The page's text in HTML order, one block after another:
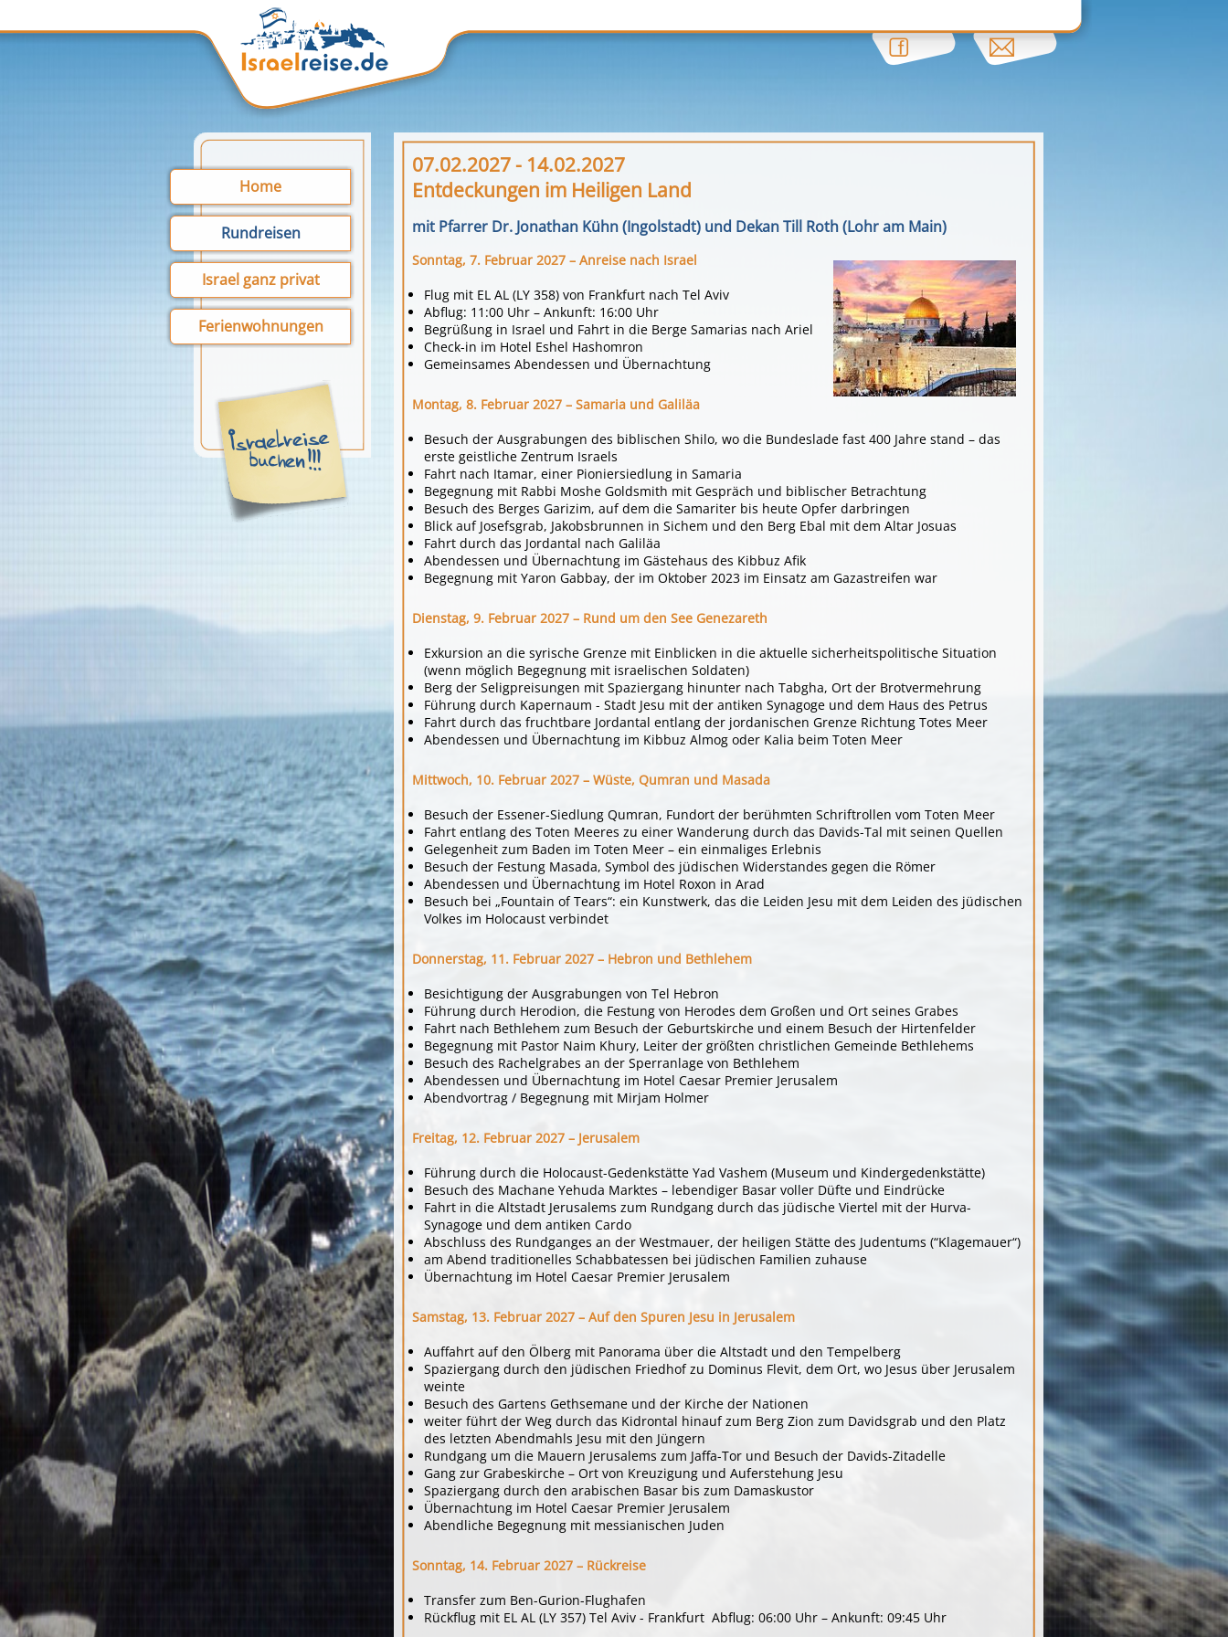
Home
Rundreisen
Israel ganz privat
Ferienwohnungen
07.02.2027 - 14.02.2027
Entdeckungen im Heiligen Land
mit Pfarrer Dr. Jonathan Kühn (Ingolstadt) und Dekan Till Roth (Lohr am Main)
Sonntag, 7. Februar 2027 – Anreise nach Israel
Flug mit EL AL (LY 358) von Frankfurt nach Tel Aviv
Abflug: 11:00 Uhr – Ankunft: 16:00 Uhr
Begrüßung in Israel und Fahrt in die Berge Samarias nach Ariel
Check-in im Hotel Eshel Hashomron
Gemeinsames Abendessen und Übernachtung
Montag, 8. Februar 2027 – Samaria und Galiläa
Besuch der Ausgrabungen des biblischen Shilo, wo die Bundeslade fast 400 Jahre stand – das
erste geistliche Zentrum Israels
Fahrt nach Itamar, einer Pioniersiedlung in Samaria
Begegnung mit Rabbi Moshe Goldsmith mit Gespräch und biblischer Betrachtung
Besuch des Berges Garizim, auf dem die Samariter bis heute Opfer darbringen
Blick auf Josefsgrab, Jakobsbrunnen in Sichem und den Berg Ebal mit dem Altar Josuas
Fahrt durch das Jordantal nach Galiläa
Abendessen und Übernachtung im Gästehaus des Kibbuz Afik
Begegnung mit Yaron Gabbay, der im Oktober 2023 im Einsatz am Gazastreifen war
Dienstag, 9. Februar 2027 – Rund um den See Genezareth
Exkursion an die syrische Grenze mit Einblicken in die aktuelle sicherheitspolitische Situation
(wenn möglich Begegnung mit israelischen Soldaten)
Berg der Seligpreisungen mit Spaziergang hinunter nach Tabgha, Ort der Brotvermehrung
Führung durch Kapernaum - Stadt Jesu mit der antiken Synagoge und dem Haus des Petrus
Fahrt durch das fruchtbare Jordantal entlang der jordanischen Grenze Richtung Totes Meer
Abendessen und Übernachtung im Kibbuz Almog oder Kalia beim Toten Meer
Mittwoch, 10. Februar 2027 – Wüste, Qumran und Masada
Besuch der Essener-Siedlung Qumran, Fundort der berühmten Schriftrollen vom Toten Meer
Fahrt entlang des Toten Meeres zu einer Wanderung durch das Davids-Tal mit seinen Quellen
Gelegenheit zum Baden im Toten Meer – ein einmaliges Erlebnis
Besuch der Festung Masada, Symbol des jüdischen Widerstandes gegen die Römer
Abendessen und Übernachtung im Hotel Roxon in Arad
Besuch bei „Fountain of Tears“: ein Kunstwerk, das die Leiden Jesu mit dem Leiden des jüdischen
Volkes im Holocaust verbindet
Donnerstag, 11. Februar 2027 – Hebron und Bethlehem
Besichtigung der Ausgrabungen von Tel Hebron
Führung durch Herodion, die Festung von Herodes dem Großen und Ort seines Grabes
Fahrt nach Bethlehem zum Besuch der Geburtskirche und einem Besuch der Hirtenfelder
Begegnung mit Pastor Naim Khury, Leiter der größten christlichen Gemeinde Bethlehems
Besuch des Rachelgrabes an der Sperranlage von Bethlehem
Abendessen und Übernachtung im Hotel Caesar Premier Jerusalem
Abendvortrag / Begegnung mit Mirjam Holmer
Freitag, 12. Februar 2027 – Jerusalem
Führung durch die Holocaust-Gedenkstätte Yad Vashem (Museum und Kindergedenkstätte)
Besuch des Machane Yehuda Marktes – lebendiger Basar voller Düfte und Eindrücke
Fahrt in die Altstadt Jerusalems zum Rundgang durch das jüdische Viertel mit der Hurva-
Synagoge und dem antiken Cardo
Abschluss des Rundganges an der Westmauer, der heiligen Stätte des Judentums (“Klagemauer“)
am Abend traditionelles Schabbatessen bei jüdischen Familien zuhause
Übernachtung im Hotel Caesar Premier Jerusalem
Samstag, 13. Februar 2027 – Auf den Spuren Jesu in Jerusalem
Auffahrt auf den Ölberg mit Panorama über die Altstadt und den Tempelberg
Spaziergang durch den jüdischen Friedhof zu Dominus Flevit, dem Ort, wo Jesus über Jerusalem
weinte
Besuch des Gartens Gethsemane und der Kirche der Nationen
weiter führt der Weg durch das Kidrontal hinauf zum Berg Zion zum Davidsgrab und den Platz
des letzten Abendmahls Jesu mit den Jüngern
Rundgang um die Mauern Jerusalems zum Jaffa-Tor und Besuch der Davids-Zitadelle
Gang zur Grabeskirche – Ort von Kreuzigung und Auferstehung Jesu
Spaziergang durch den arabischen Basar bis zum Damaskustor
Übernachtung im Hotel Caesar Premier Jerusalem
Abendliche Begegnung mit messianischen Juden
Sonntag, 14. Februar 2027 – Rückreise
Transfer zum Ben-Gurion-Flughafen
Rückflug mit EL AL (LY 357) Tel Aviv - Frankfurt Abflug: 06:00 Uhr – Ankunft: 09:45 Uhr